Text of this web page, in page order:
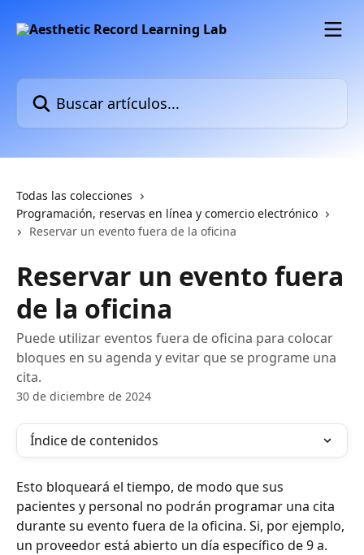
Buscar artículos...
Todas las colecciones
Programación, reservas en línea y comercio electrónico
Reservar un evento fuera de la oficina
Reservar un evento fuera
de la oficina
Puede utilizar eventos fuera de oficina para colocar
bloques en su agenda y evitar que se programe una
cita.
30 de diciembre de 2024
Índice de contenidos
Esto bloqueará el tiempo, de modo que sus
pacientes y personal no podrán programar una cita
durante su evento fuera de la oficina. Si, por ejemplo,
un proveedor está abierto un día específico de 9 a.